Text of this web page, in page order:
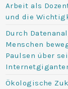
Arbeit als
und die
Durch
Menschen
Paulsen über
Ökologische